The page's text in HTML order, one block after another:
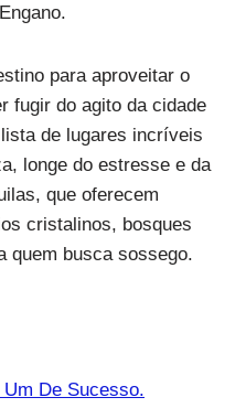
para aproveitar o
fugir do agito da cidade
de lugares incríveis
longe do estresse e da
que oferecem
cristalinos, bosques
quem busca sossego.
De Sucesso.